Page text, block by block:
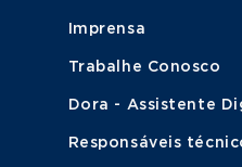
Imprensa
Trabalhe Conosco
Dora - Assistente
Responsáveis